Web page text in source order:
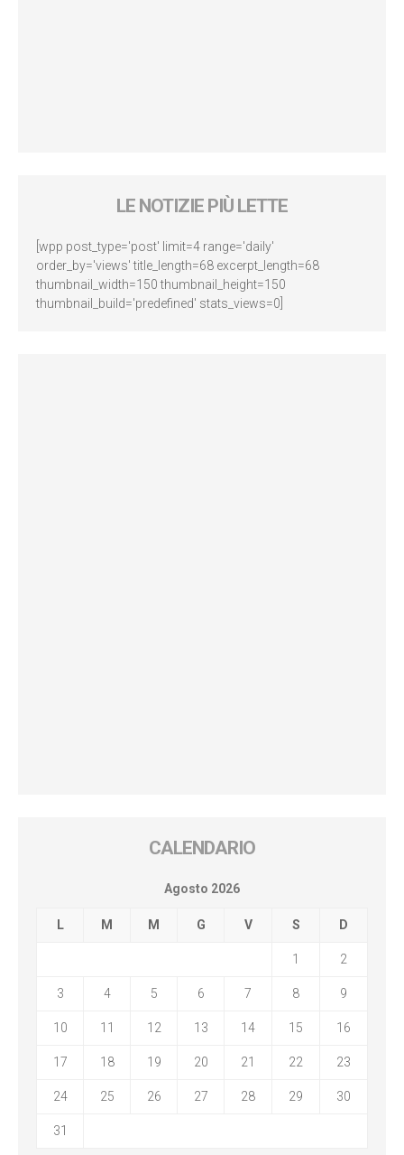
LE NOTIZIE PIÙ LETTE
[wpp post_type='post' limit=4 range='daily'
order_by='views' title_length=68 excerpt_length=68
thumbnail_width=150 thumbnail_height=150
thumbnail_build='predefined' stats_views=0]
CALENDARIO
Agosto 2026
L M M G V S D
1 2
3 4 5 6 7 8 9
10 11 12 13 14 15 16
17 18 19 20 21 22 23
24 25 26 27 28 29 30
31